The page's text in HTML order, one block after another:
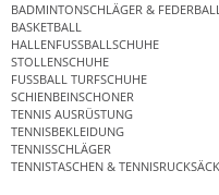
BADMINTONSCHLÄGER &
BASKETBALL
HALLENFUSSBALLSCHUHE
STOLLENSCHUHE
FUSSBALL TURFSCHUHE
SCHIENBEINSCHONER
TENNIS AUSRÜSTUNG
TENNISBEKLEIDUNG
TENNISSCHLÄGER
TENNISTASCHEN &